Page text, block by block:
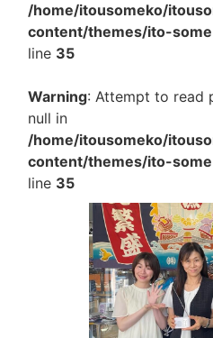
/home/itousomeko/
content/themes/ito-
line 35
Warning: Attempt to read
null in
/home/itousomeko/
content/themes/ito-
line 35